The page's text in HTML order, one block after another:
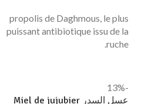
propolis de Daghmous, le plus
puissant antibiotique issu de la
ruche.
-13%
عسل السدر Miel de jujubier